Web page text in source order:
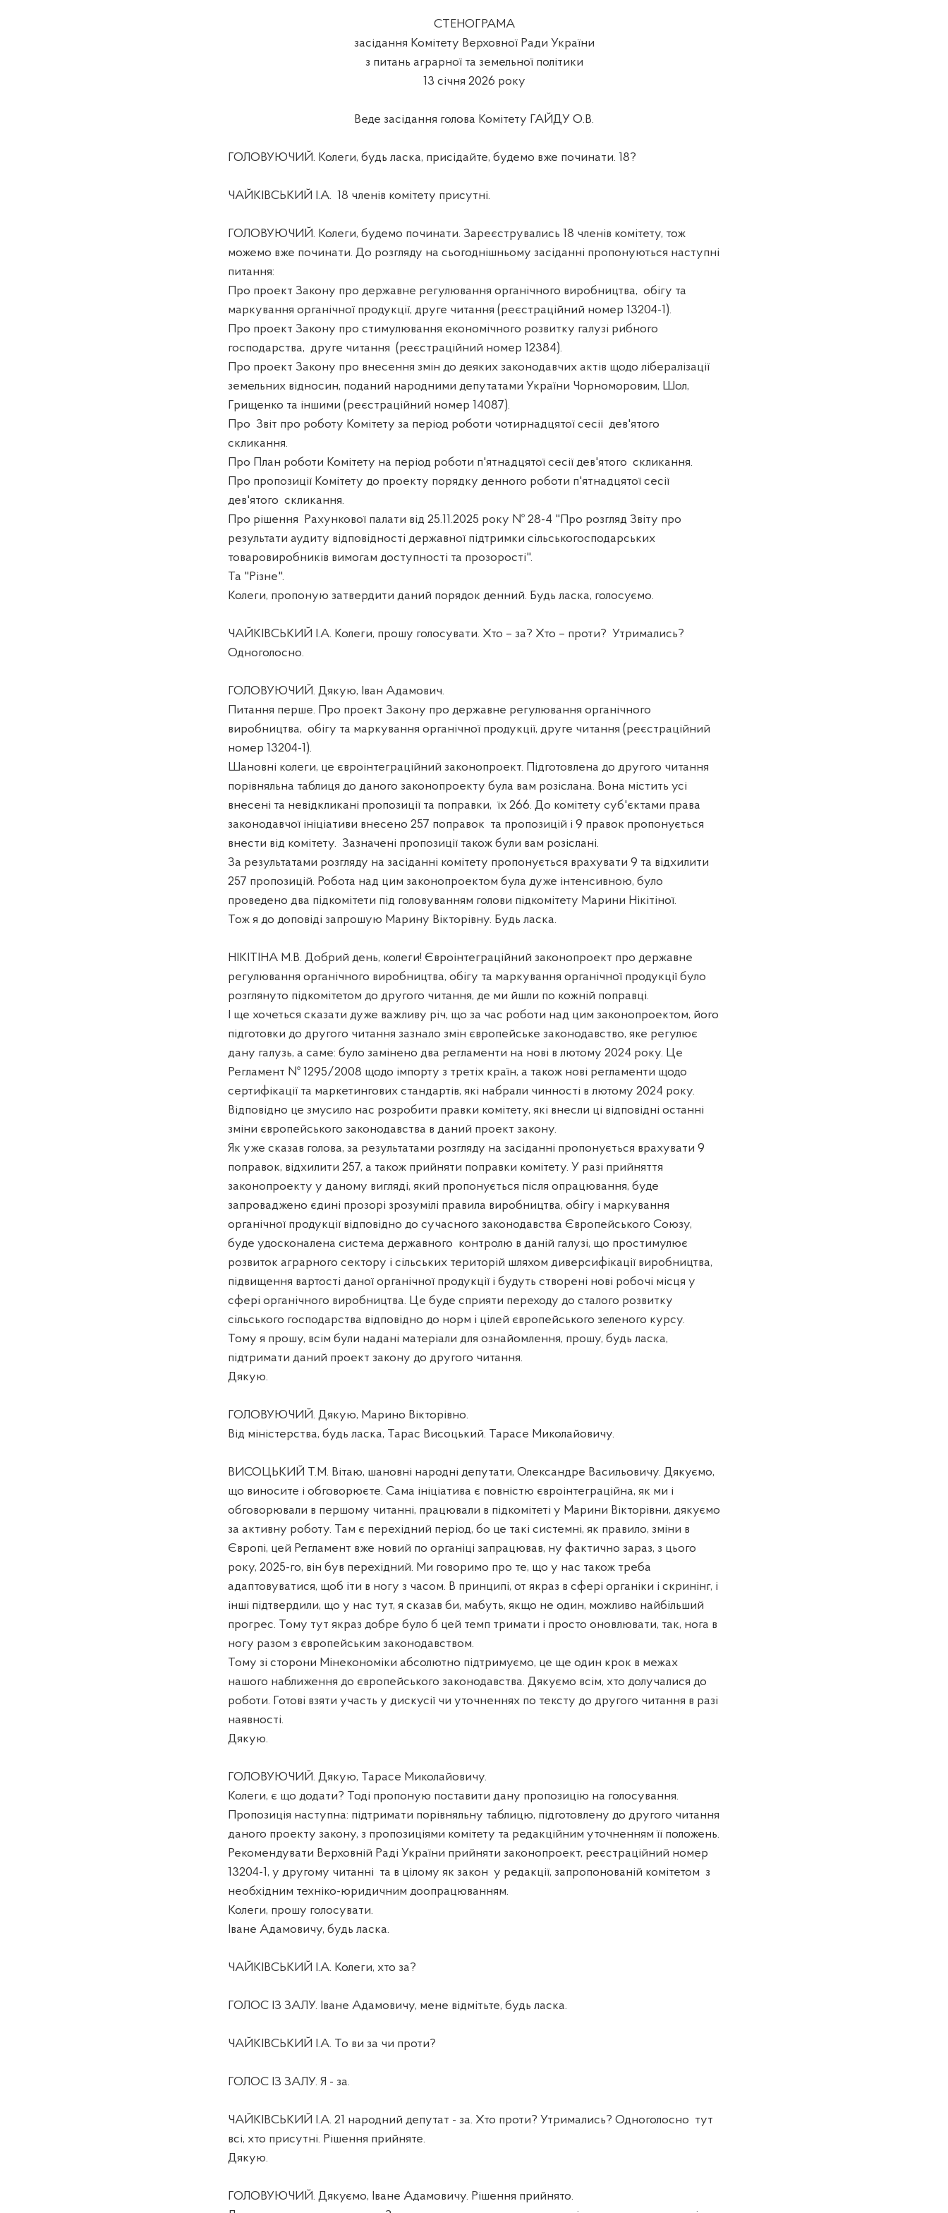
СТЕНОГРАМА
засідання Комітету Верховної Ради України
з питань аграрної та земельної політики
13 січня 2026 року
Веде засідання голова Комітету ГАЙДУ О.В.
ГОЛОВУЮЧИЙ. Колеги, будь ласка, присідайте, будемо вже починати. 18?
ЧАЙКІВСЬКИЙ І.А. 18 членів комітету присутні.
ГОЛОВУЮЧИЙ. Колеги, будемо починати. Зареєструвались 18 членів комітету, тож
можемо вже починати. До розгляду на сьогоднішньому засіданні пропонуються наступні
питання:
Про проект Закону про державне регулювання органічного виробництва, обігу та
маркування органічної продукції, друге читання (реєстраційний номер 13204-1).
Про проект Закону про стимулювання економічного розвитку галузі рибного
господарства, друге читання (реєстраційний номер 12384).
Про проект Закону про внесення змін до деяких законодавчих актів щодо лібералізації
земельних відносин, поданий народними депутатами України Чорноморовим, Шол,
Грищенко та іншими (реєстраційний номер 14087).
Про Звіт про роботу Комітету за період роботи чотирнадцятої сесії дев'ятого
скликання.
Про План роботи Комітету на період роботи п'ятнадцятої сесії дев'ятого скликання.
Про пропозиції Комітету до проекту порядку денного роботи п'ятнадцятої сесії
дев'ятого скликання.
Про рішення Рахункової палати від 25.11.2025 року № 28-4 "Про розгляд Звіту про
результати аудиту відповідності державної підтримки сільськогосподарських
товаровиробників вимогам доступності та прозорості".
Та "Різне".
Колеги, пропоную затвердити даний порядок денний. Будь ласка, голосуємо.
ЧАЙКІВСЬКИЙ І.А. Колеги, прошу голосувати. Хто – за? Хто – проти? Утримались?
Одноголосно.
ГОЛОВУЮЧИЙ. Дякую, Іван Адамович.
Питання перше. Про проект Закону про державне регулювання органічного
виробництва, обігу та маркування органічної продукції, друге читання (реєстраційний
номер 13204-1).
Шановні колеги, це євроінтеграційний законопроект. Підготовлена до другого читання
порівняльна таблиця до даного законопроекту була вам розіслана. Вона містить усі
внесені та невідкликані пропозиції та поправки, їх 266. До комітету суб'єктами права
законодавчої ініціативи внесено 257 поправок та пропозицій і 9 правок пропонується
внести від комітету. Зазначені пропозиції також були вам розіслані.
За результатами розгляду на засіданні комітету пропонується врахувати 9 та відхилити
257 пропозицій. Робота над цим законопроектом була дуже інтенсивною, було
проведено два підкомітети під головуванням голови підкомітету Марини Нікітіної.
Тож я до доповіді запрошую Марину Вікторівну. Будь ласка.
НІКІТІНА М.В. Добрий день, колеги! Євроінтеграційний законопроект про державне
регулювання органічного виробництва, обігу та маркування органічної продукції було
розглянуто підкомітетом до другого читання, де ми йшли по кожній поправці.
І ще хочеться сказати дуже важливу річ, що за час роботи над цим законопроектом, його
підготовки до другого читання зазнало змін європейське законодавство, яке регулює
дану галузь, а саме: було замінено два регламенти на нові в лютому 2024 року. Це
Регламент № 1295/2008 щодо імпорту з третіх країн, а також нові регламенти щодо
сертифікації та маркетингових стандартів, які набрали чинності в лютому 2024 року.
Відповідно це змусило нас розробити правки комітету, які внесли ці відповідні останні
зміни європейського законодавства в даний проект закону.
Як уже сказав голова, за результатами розгляду на засіданні пропонується врахувати 9
поправок, відхилити 257, а також прийняти поправки комітету. У разі прийняття
законопроекту у даному вигляді, який пропонується після опрацювання, буде
запроваджено єдині прозорі зрозумілі правила виробництва, обігу і маркування
органічної продукції відповідно до сучасного законодавства Європейського Союзу,
буде удосконалена система державного контролю в даній галузі, що простимулює
розвиток аграрного сектору і сільських територій шляхом диверсифікації виробництва,
підвищення вартості даної органічної продукції і будуть створені нові робочі місця у
сфері органічного виробництва. Це буде сприяти переходу до сталого розвитку
сільського господарства відповідно до норм і цілей європейського зеленого курсу.
Тому я прошу, всім були надані матеріали для ознайомлення, прошу, будь ласка,
підтримати даний проект закону до другого читання.
Дякую.
ГОЛОВУЮЧИЙ. Дякую, Марино Вікторівно.
Від міністерства, будь ласка, Тарас Висоцький. Тарасе Миколайовичу.
ВИСОЦЬКИЙ Т.М. Вітаю, шановні народні депутати, Олександре Васильовичу. Дякуємо,
що виносите і обговорюєте. Сама ініціатива є повністю євроінтеграційна, як ми і
обговорювали в першому читанні, працювали в підкомітеті у Марини Вікторівни, дякуємо
за активну роботу. Там є перехідний період, бо це такі системні, як правило, зміни в
Європі, цей Регламент вже новий по органіці запрацював, ну фактично зараз, з цього
року, 2025-го, він був перехідний. Ми говоримо про те, що у нас також треба
адаптовуватися, щоб іти в ногу з часом. В принципі, от якраз в сфері органіки і скринінг, і
інші підтвердили, що у нас тут, я сказав би, мабуть, якщо не один, можливо найбільший
прогрес. Тому тут якраз добре було б цей темп тримати і просто оновлювати, так, нога в
ногу разом з європейським законодавством.
Тому зі сторони Мінекономіки абсолютно підтримуємо, це ще один крок в межах
нашого наближення до європейського законодавства. Дякуємо всім, хто долучалися до
роботи. Готові взяти участь у дискусії чи уточненнях по тексту до другого читання в разі
наявності.
Дякую.
ГОЛОВУЮЧИЙ. Дякую, Тарасе Миколайовичу.
Колеги, є що додати? Тоді пропоную поставити дану пропозицію на голосування.
Пропозиція наступна: підтримати порівняльну таблицю, підготовлену до другого читання
даного проекту закону, з пропозиціями комітету та редакційним уточненням її положень.
Рекомендувати Верховній Раді України прийняти законопроект, реєстраційний номер
13204-1, у другому читанні та в цілому як закон у редакції, запропонованій комітетом з
необхідним техніко-юридичним доопрацюванням.
Колеги, прошу голосувати.
Іване Адамовичу, будь ласка.
ЧАЙКІВСЬКИЙ І.А. Колеги, хто за?
ГОЛОС ІЗ ЗАЛУ. Іване Адамовичу, мене відмітьте, будь ласка.
ЧАЙКІВСЬКИЙ І.А. То ви за чи проти?
ГОЛОС ІЗ ЗАЛУ. Я - за.
ЧАЙКІВСЬКИЙ І.А. 21 народний депутат - за. Хто проти? Утримались? Одноголосно тут
всі, хто присутні. Рішення прийняте.
Дякую.
ГОЛОВУЮЧИЙ. Дякуємо, Іване Адамовичу. Рішення прийнято.